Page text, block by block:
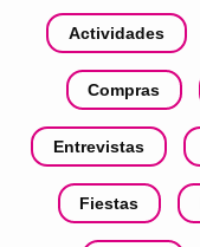
Actividades
Compras
Entrevistas
Fiestas